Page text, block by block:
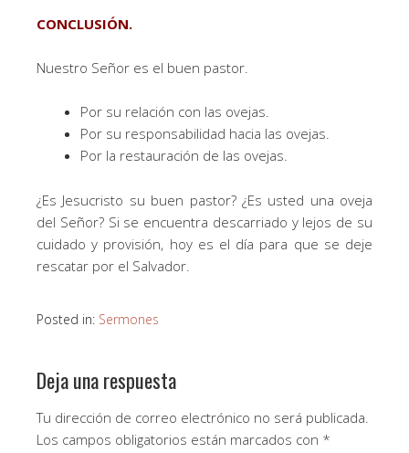
CONCLUSIÓN.
Nuestro Señor es el buen pastor.
Por su relación con las ovejas.
Por su responsabilidad hacia las ovejas.
Por la restauración de las ovejas.
¿Es Jesucristo su buen pastor? ¿Es usted una oveja
del Señor? Si se encuentra descarriado y lejos de su
cuidado y provisión, hoy es el día para que se deje
rescatar por el Salvador.
Posted in: Sermones
Deja una respuesta
Tu dirección de correo electrónico no será publicada.
Los campos obligatorios están marcados con *